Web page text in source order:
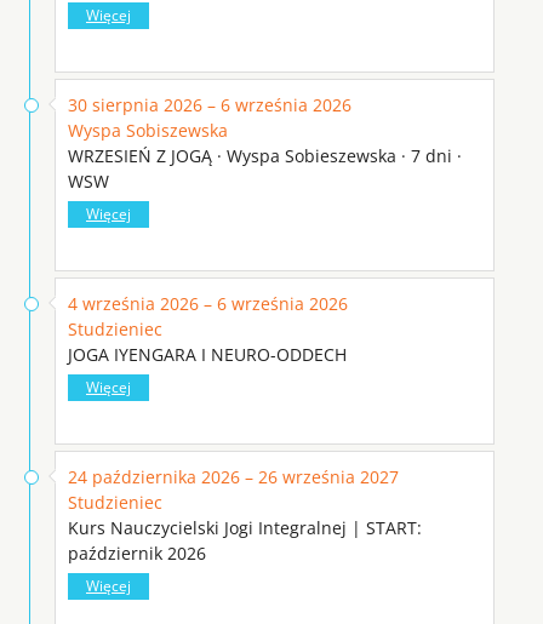
Więcej
30 sierpnia 2026 – 6 września 2026
Wyspa Sobiszewska
WRZESIEŃ Z JOGĄ · Wyspa Sobieszewska · 7 dni ·
WSW
Więcej
4 września 2026 – 6 września 2026
Studzieniec
JOGA IYENGARA I NEURO-ODDECH
Więcej
24 października 2026 – 26 września 2027
Studzieniec
Kurs Nauczycielski Jogi Integralnej | START:
październik 2026
Więcej